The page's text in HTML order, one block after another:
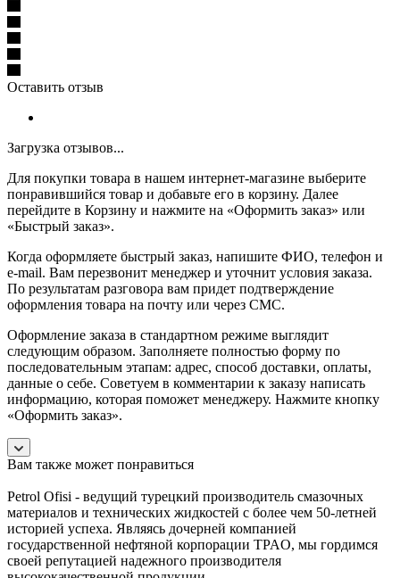
Оставить отзыв
Загрузка отзывов...
Для покупки товара в нашем интернет-магазине выберите
понравившийся товар и добавьте его в корзину. Далее
перейдите в Корзину и нажмите на «Оформить заказ» или
«Быстрый заказ».
Когда оформляете быстрый заказ, напишите ФИО, телефон и
e-mail. Вам перезвонит менеджер и уточнит условия заказа.
По результатам разговора вам придет подтверждение
оформления товара на почту или через СМС.
Оформление заказа в стандартном режиме выглядит
следующим образом. Заполняете полностью форму по
последовательным этапам: адрес, способ доставки, оплаты,
данные о себе. Советуем в комментарии к заказу написать
информацию, которая поможет менеджеру. Нажмите кнопку
«Оформить заказ».
Вам также может понравиться
Petrol Ofisi - ведущий турецкий производитель смазочных
материалов и технических жидкостей с более чем 50-летней
историей успеха. Являясь дочерней компанией
государственной нефтяной корпорации TPAO, мы гордимся
своей репутацией надежного производителя